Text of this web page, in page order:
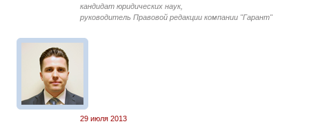
кандидат юридических наук,
руководитель Правовой редакции компании "Гарант"
29 июля 2013